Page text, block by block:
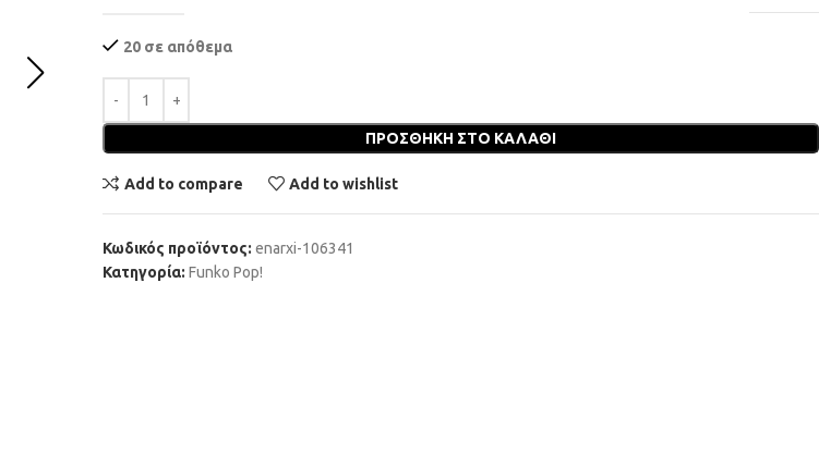
20 σε απόθεμα
ΠΡΟΣΘΉΚΗ ΣΤΟ ΚΑΛΆΘΙ
Add to compare Add to wishlist
Κωδικός προϊόντος: enarxi-106341
Κατηγορία: Funko Pop!